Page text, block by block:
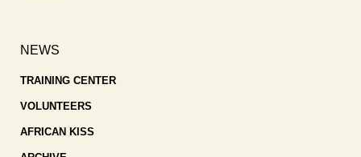
NEWS
TRAINING CENTER
VOLUNTEERS
AFRICAN KISS